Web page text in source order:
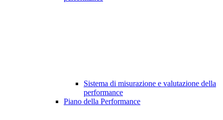
Sistema di misurazione e valutazione della
performance
Piano della Performance